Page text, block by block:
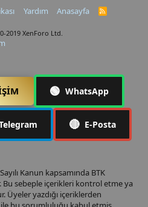
Yardım Anasayfa
R
2019 XenForo Ltd.
🟢 WhatsApp
🔴 E-Posta
Kanun kapsamında BTK
Bu sebeple içerikleri kontrol etme ya
yazdığı içeriklerden